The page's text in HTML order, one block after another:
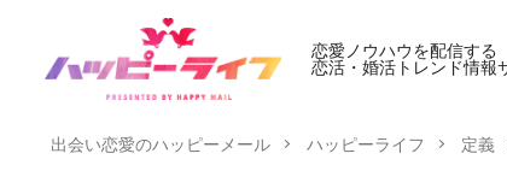
恋愛ノウハウを配信する
恋活・婚活トレンド情報
出会い恋愛のハッピーメール ハッピーライフ 定義